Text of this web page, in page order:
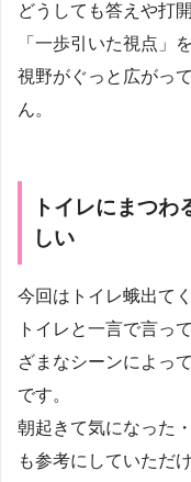
どうしても答えや打
「一歩引いた視点」
視野がぐっと広がっ
ん。
トイレにまつ
しい
今回はトイレ蛾出て
トイレと一言で言っ
ざまなシーンによっ
です。
朝起きて気になった
も参考にしていただ